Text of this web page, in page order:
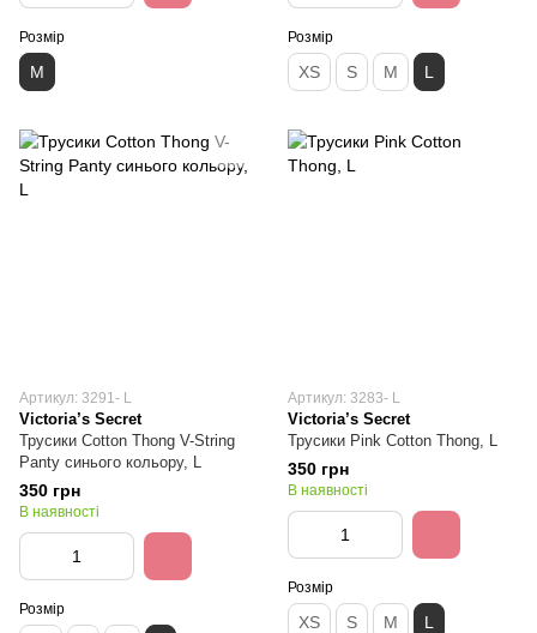
Розмір
M
Розмір
XS S M L
Артикул: 3291- L
Victoria’s Secret
Трусики Cotton Thong V-String
Panty синього кольору, L
350 грн
В наявності
Розмір
Артикул: 3283- L
Victoria’s Secret
Трусики Pink Cotton Thong, L
350 грн
В наявності
Розмір
XS S M L